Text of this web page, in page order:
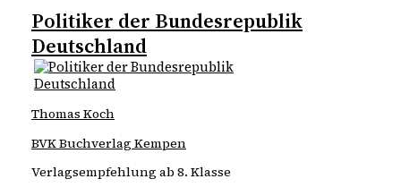
Politiker der Bundesrepublik
Deutschland
Thomas Koch
BVK Buchverlag Kempen
Verlagsempfehlung ab 8. Klasse